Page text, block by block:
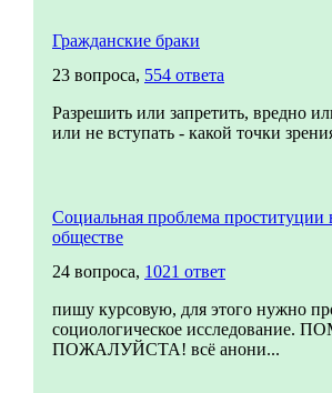
Гражданские браки
23 вопроса, 554 ответа
Разрешить или запретить, вредно
или не вступать - какой точки
Социальная проблема проституции
обществе
24 вопроса, 1021 ответ
пишу курсовую, для этого нужно
социологическое исследование.
ПОЖАЛУЙСТА! всё анони...